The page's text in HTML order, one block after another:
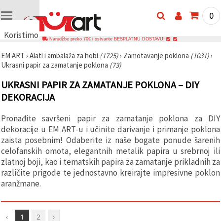
Koristimo
🍪
Koristimo
slične
tehnologije
kako bismo
ispravno
funkcioniranje
web-
stranice,
poboljšali
vaše
korisničko
iskustvo i,
uz vašu
privolu,
promet te
prikazivali
relevantniji
0
Narudžbe preko 70€ i ostvarite BESPLATNU DOSTAVU!
EM ART › Alati i ambalaža za hobi (1725)› Zamotavanje poklona (1031)›
Ukrasni papir za zamatanje poklona (73)
UKRASNI PAPIR ZA ZAMATANJE POKLONA – DIY
DEKORACIJA
Pronađite savršeni papir za zamatanje poklona za DIY
dekoracije u EM ART-u i učinite darivanje i primanje poklona
zaista posebnim! Odaberite iz naše bogate ponude šarenih
celofanskih omota, elegantnih metalik papira u srebrnoj ili
zlatnoj boji, kao i tematskih papira za zamatanje prikladnih za
različite prigode te jednostavno kreirajte impresivne poklon
aranžmane.
‹ 1 2 ›